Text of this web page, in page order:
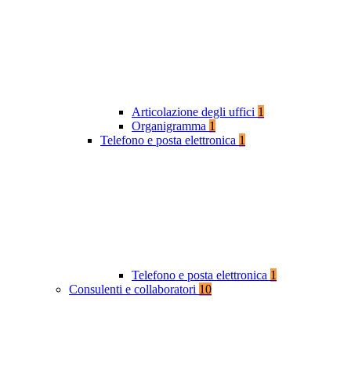
Articolazione degli uffici 1
Organigramma 1
Telefono e posta elettronica 1
Telefono e posta elettronica 1
Consulenti e collaboratori 10